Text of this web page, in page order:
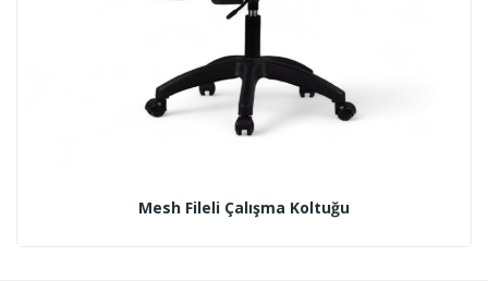
Mesh Fileli Çalışma Koltuğu